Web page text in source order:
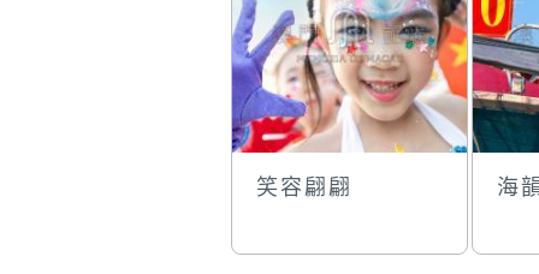
笑容翩翩 海